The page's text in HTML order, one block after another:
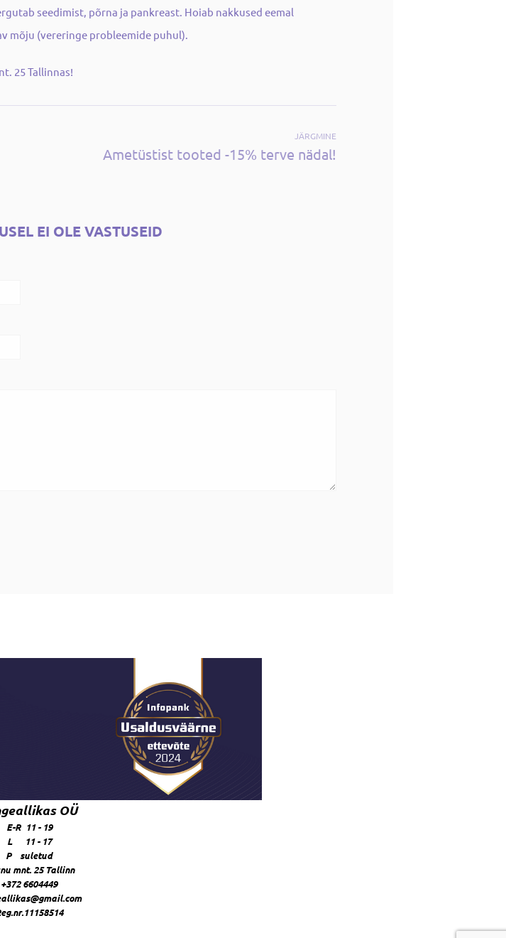
seedimist, põrna ja pankreast. Hoiab nakkused eemal
mõju (vereringe probleemide puhul).
25 Tallinnas!
JÄRGMINE
Ametüstist tooted -15% terve nädal!
EI OLE VASTUSEID
OÜ
E-R 11 - 19
L 11 - 17
P suletud
mnt. 25 Tallinn
+372 6604449